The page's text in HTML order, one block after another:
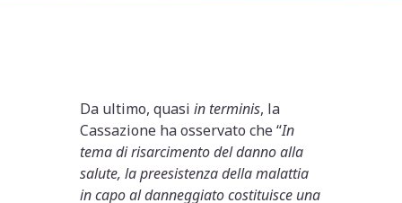
Da ultimo, quasiin terminis, la
Cassazione ha osservato che “In
tema di risarcimento del danno alla
salute, la preesistenza della malattia
in capo al danneggiato costituisce una